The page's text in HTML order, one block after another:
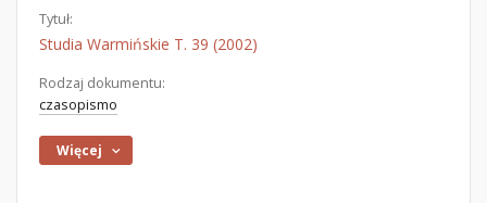
Tytuł:
Studia Warmińskie T. 39 (2002)
Rodzaj dokumentu:
czasopismo
Więcej